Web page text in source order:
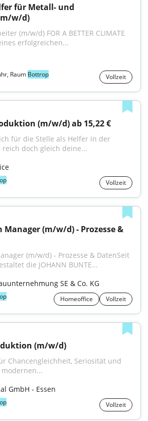
für Metall- und
w/d)
(m/w/d) FOR A BETTER CLIMATE
erfolgreichen...
Raum Bottrop Vollzeit
(m/w/d) ab 15,22 €
für die Stelle als Helfer in der
reich doch gleich deine...
Vollzeit
Manager (m/w/d) - Prozesse &
(m/w/d) - Prozesse & DatenSeit
die JOHANN BUNTE...
SE & Co. KG
Homeoffice Vollzeit
(m/w/d)
Chancengleichheit, Seriosität und
GmbH - Essen
Vollzeit